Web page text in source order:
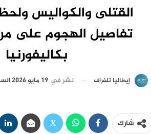
القتلى والكواليس
تفاصيل الهجوم على
بكاليفورنيا
إيطاليا تلغراف نشر في 19 مايو 2026 الساعة 9 و 00 دقيقة
شارك